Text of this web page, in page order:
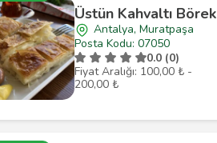
Üstün Kahvaltı Börek
Antalya, Muratpaşa
Posta Kodu: 07050
0.0 (0)
Fiyat Aralığı: 100,00 ₺ -
200,00 ₺